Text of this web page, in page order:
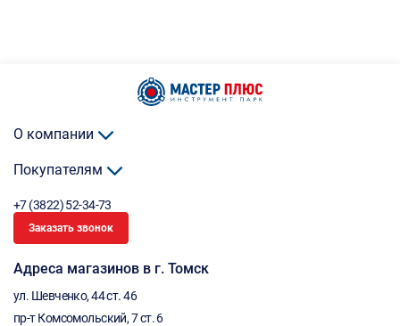
О компании
Покупателям
+7 (3822) 52-34-73
Заказать звонок
Адреса магазинов в г. Томск
ул. Шевченко, 44 ст. 46
пр-т Комсомольский, 7 ст. 6